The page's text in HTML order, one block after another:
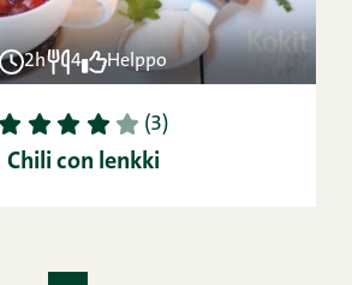
2h 4 Helppo
1 2 3 4 5 (3)
Chili con lenkki